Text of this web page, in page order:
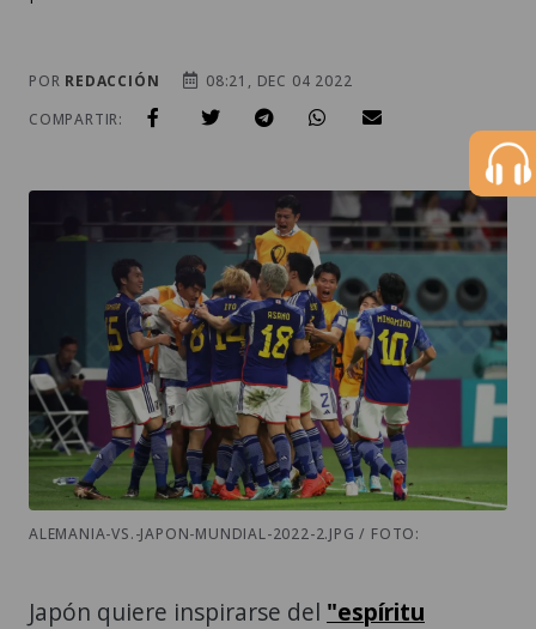
POR REDACCIÓN
08:21, DEC 04 2022
COMPARTIR:
ALEMANIA-VS.-JAPON-MUNDIAL-2022-2.JPG / FOTO:
Japón quiere inspirarse del "espíritu